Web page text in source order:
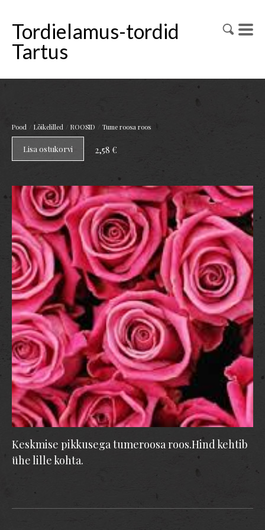
Tordielamus-tordid
Tartus
Pood / Lõikelilled / ROOSID / Tume roosa roos
Keskmise pikkusega tumeroosa roos.Hind kehtib
ühe lille kohta.
Lisa ostukorvi 2,58 €